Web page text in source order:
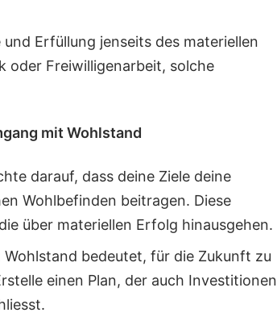
Erfüllung jenseits des materiellen
oder Freiwilligenarbeit, solche
mit Wohlstand
darauf, dass deine Ziele deine
Wohlbefinden beitragen. Diese
über materiellen Erfolg hinausgehen.
bedeutet, für die Zukunft zu
einen Plan, der auch Investitionen